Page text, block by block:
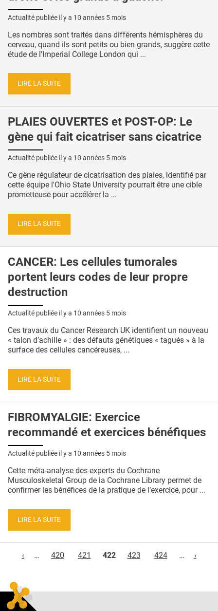
Actualité publiée il y a 10 années 5 mois
Les nombres sont traités dans différents hémisphères du
cerveau, quand ils sont petits ou bien grands, suggère cette
étude de l’Imperial College London qui ...
LIRE LA SUITE
PLAIES OUVERTES et POST-OP: Le
gène qui fait cicatriser sans cicatrice
Actualité publiée il y a 10 années 5 mois
Ce gène régulateur de cicatrisation des plaies, identifié par
cette équipe l'Ohio State University pourrait être une cible
prometteuse pour accélérer la ...
LIRE LA SUITE
CANCER: Les cellules tumorales
portent leurs codes de leur propre
destruction
Actualité publiée il y a 10 années 5 mois
Ces travaux du Cancer Research UK identifient un nouveau
« talon d’achille » : des défauts génétiques « tagués » à la
surface des cellules cancéreuses, ...
LIRE LA SUITE
FIBROMYALGIE: Exercice
recommandé et exercices bénéfiques
Actualité publiée il y a 10 années 5 mois
Cette méta-analyse des experts du Cochrane
Musculoskeletal Group de la Cochrane Library permet de
confirmer les bénéfices de la pratique de l’exercice, pour ...
LIRE LA SUITE
‹
… 420 421 422 423 424 … ›